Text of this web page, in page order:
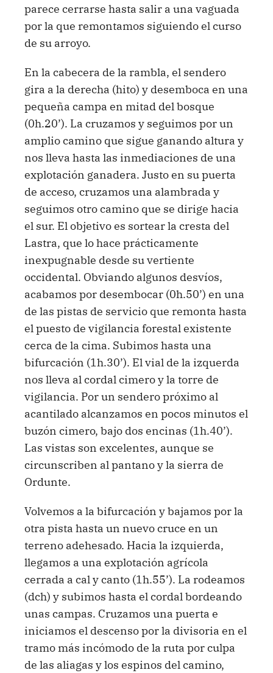
parece cerrarse hasta salir a una vaguada
por la que remontamos siguiendo el curso
de su arroyo.
En la cabecera de la rambla, el sendero
gira a la derecha (hito) y desemboca en una
pequeña campa en mitad del bosque
(0h.20’). La cruzamos y seguimos por un
amplio camino que sigue ganando altura y
nos lleva hasta las inmediaciones de una
explotación ganadera. Justo en su puerta
de acceso, cruzamos una alambrada y
seguimos otro camino que se dirige hacia
el sur. El objetivo es sortear la cresta del
Lastra, que lo hace prácticamente
inexpugnable desde su vertiente
occidental. Obviando algunos desvíos,
acabamos por desembocar (0h.50’) en una
de las pistas de servicio que remonta hasta
el puesto de vigilancia forestal existente
cerca de la cima. Subimos hasta una
bifurcación (1h.30’). El vial de la izquerda
nos lleva al cordal cimero y la torre de
vigilancia. Por un sendero próximo al
acantilado alcanzamos en pocos minutos el
buzón cimero, bajo dos encinas (1h.40’).
Las vistas son excelentes, aunque se
circunscriben al pantano y la sierra de
Ordunte.
Volvemos a la bifurcación y bajamos por la
otra pista hasta un nuevo cruce en un
terreno adehesado. Hacia la izquierda,
llegamos a una explotación agrícola
cerrada a cal y canto (1h.55’). La rodeamos
(dch) y subimos hasta el cordal bordeando
unas campas. Cruzamos una puerta e
iniciamos el descenso por la divisoria en el
tramo más incómodo de la ruta por culpa
de las aliagas y los espinos del camino,